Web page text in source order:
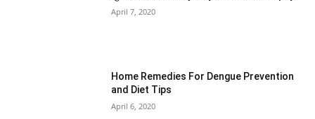
April 7, 2020
Home Remedies For Dengue Prevention
and Diet Tips
April 6, 2020